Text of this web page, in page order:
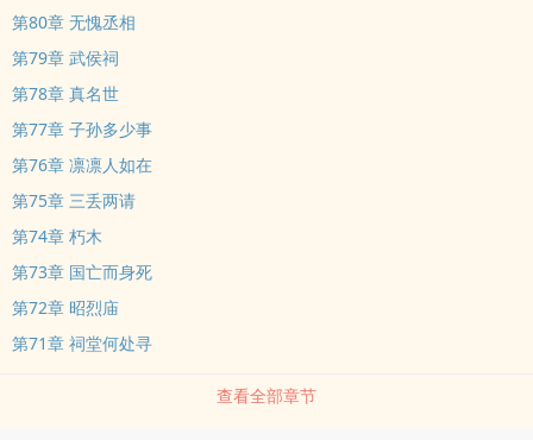
第80章 无愧丞相
第79章 武侯祠
第78章 真名世
第77章 子孙多少事
第76章 凛凛人如在
第75章 三丢两请
第74章 朽木
第73章 国亡而身死
第72章 昭烈庙
第71章 祠堂何处寻
查看全部章节